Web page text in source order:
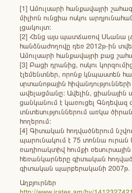
[1] Ամուլսարի հանքավայրի
միլիոն ունցիա ոսկու
լցակույտ:
[2] Հենց այս պատճառով
հանձնաժողովը դեռ 2012թ-ին
Ամուլսարի հանքավայրի բաց
[3] Բացի դրանից, ոսկու
էլեմենտներ, որոնք կնպաստեն
սրտանոթային
ավելացմանը: Ավելին, ցիանային
ցանկանում է կառուցել Գնդեվազ
տնտեսություններում առկա
հողերում:
[4] Գիտական հոդվածներում
պարունակում է 75 տոննա
ռադիոակտիվ հումքի
հեռանկարները գիտական
գիտական պարբերականի 2007թ.
Աղբյուրներ